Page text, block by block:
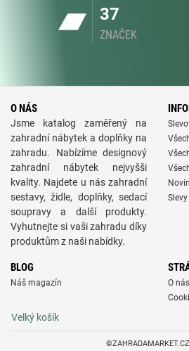
37
ZNAČEK
O NÁS
Jsme katalog zaměřený na
zahradní nábytek a doplňky na
zahradu. Nabízíme designový
zahradní nábytek nejvyšši
kvality. Najdete u nás zahradní
sestavy, židle, doplňky, sedací
soupravy a další produkty.
Vyhutnejte si vaši zahradu díky
produktům z naši nabídky.
Slevy
BLOG
Náš magazín
O nás
Velký košík